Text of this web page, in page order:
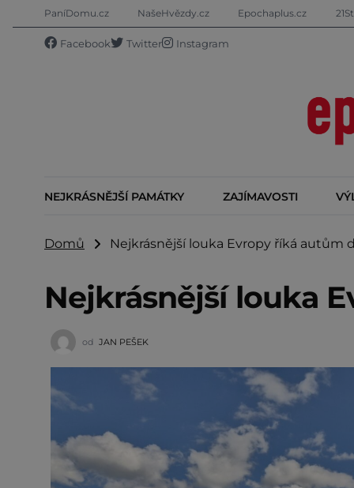
PaníDomu.cz NašeHvězdy.cz Epochaplus.cz
Facebook Twitter Instagram
NEJKRÁSNĚJŠÍ PAMÁTKY ZAJÍMAVOSTI
Domů Nejkrásnější louka Evropy říká autům
Nejkrásnější louka
od JAN PEŠEK